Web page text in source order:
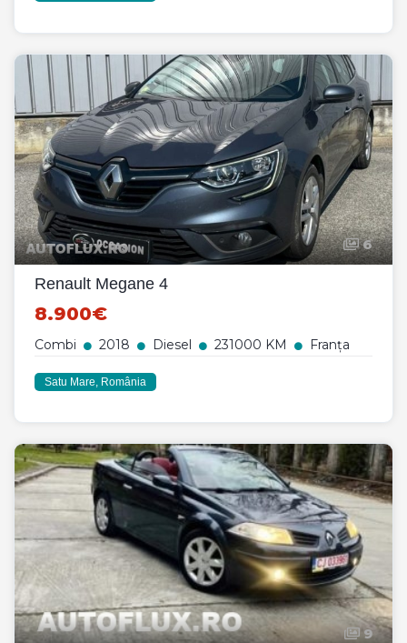
6
Renault Megane 4
8.900€
Combi 2018 Diesel 231000 KM Franța
Satu Mare, România
9